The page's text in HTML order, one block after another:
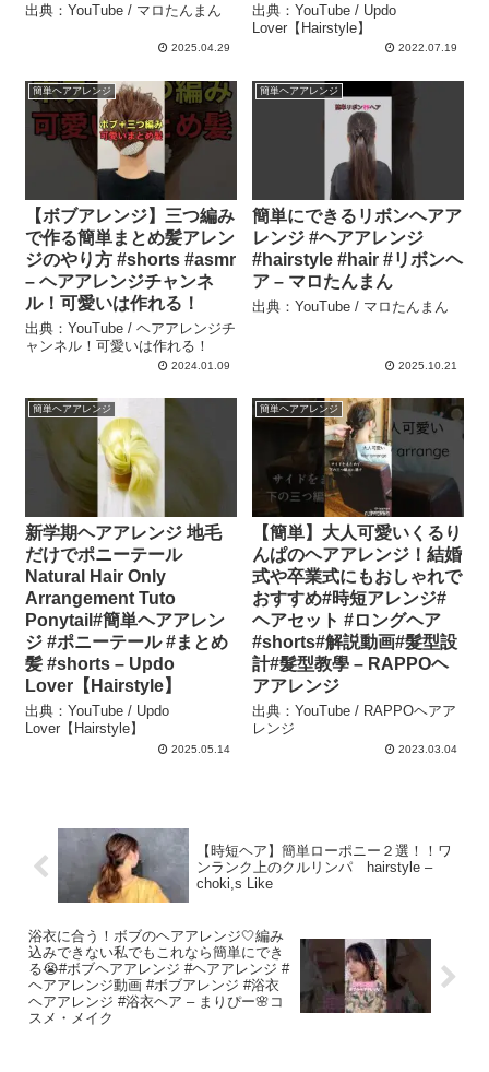
出典：YouTube / マロたんまん
2025.04.29
出典：YouTube / Updo
Lover【Hairstyle】
2022.07.19
簡単ヘアアレンジ
【ボブアレンジ】三つ編み
で作る簡単まとめ髪アレン
ジのやり方 #shorts #asmr
– ヘアアレンジチャンネ
ル！可愛いは作れる！
出典：YouTube / ヘアアレンジチ
ャンネル！可愛いは作れる！
2024.01.09
簡単ヘアアレンジ
簡単にできるリボンヘアア
レンジ #ヘアアレンジ
#hairstyle #hair #リボンヘ
ア – マロたんまん
出典：YouTube / マロたんまん
2025.10.21
簡単ヘアアレンジ
新学期ヘアアレンジ 地毛
だけでポニーテール
Natural Hair Only
Arrangement Tuto
Ponytail#簡単ヘアアレン
ジ #ポニーテール #まとめ
髪 #shorts – Updo
Lover【Hairstyle】
出典：YouTube / Updo
Lover【Hairstyle】
2025.05.14
簡単ヘアアレンジ
【簡単】大人可愛いくるり
んぱのヘアアレンジ！結婚
式や卒業式にもおしゃれで
おすすめ#時短アレンジ#
ヘアセット #ロングヘア
#shorts#解説動画#髮型設
計#髮型教學 – RAPPOヘ
アアレンジ
出典：YouTube / RAPPOヘアア
レンジ
2023.03.04
【時短ヘア】簡単ローポニー２選！！ワ
ンランク上のクルリンパ hairstyle –
choki,s Like
浴衣に合う！ボブのヘアアレンジ🤍編み
込みできない私でもこれなら簡単にでき
る😭#ボブヘアアレンジ #ヘアアレンジ #
ヘアアレンジ動画 #ボブアレンジ #浴衣
ヘアアレンジ #浴衣ヘア – まりぴー🌸コ
スメ・メイク